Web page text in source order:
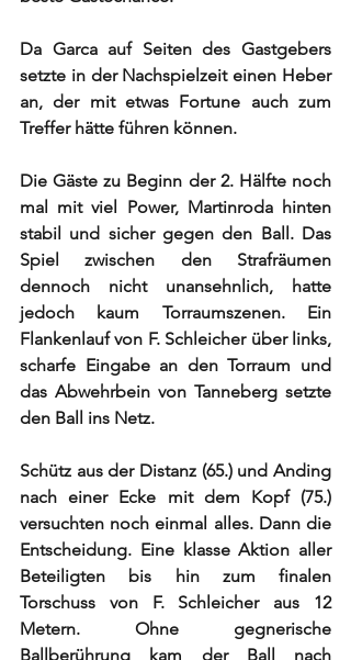
Da Garca auf Seiten des Gastgebers
setzte in der Nachspielzeit einen Heber
an, der mit etwas Fortune auch zum
Treffer hätte führen können.
Die Gäste zu Beginn der 2. Hälfte noch
mal mit viel Power, Martinroda hinten
stabil und sicher gegen den Ball. Das
Spiel zwischen den Strafräumen
dennoch nicht unansehnlich, hatte
jedoch kaum Torraumszenen. Ein
Flankenlauf von F. Schleicher über links,
scharfe Eingabe an den Torraum und
das Abwehrbein von Tanneberg setzte
den Ball ins Netz.
Schütz aus der Distanz (65.) und Anding
nach einer Ecke mit dem Kopf (75.)
versuchten noch einmal alles. Dann die
Entscheidung. Eine klasse Aktion aller
Beteiligten bis hin zum finalen
Torschuss von F. Schleicher aus 12
Metern. Ohne gegnerische
Ballberührung kam der Ball nach